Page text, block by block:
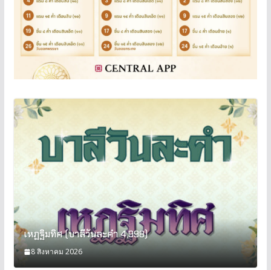
เหฏฐิมทิศ (บาลีวันละคำ 4,998)
8 สิงหาคม 2026